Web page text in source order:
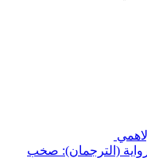
(الترجمان): صخب